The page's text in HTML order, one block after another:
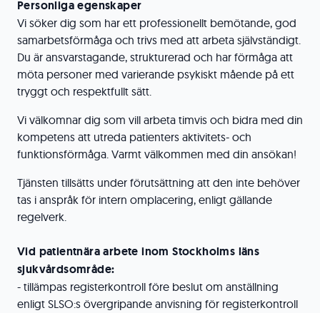
Personliga egenskaper
Vi söker dig som har ett professionellt bemötande, god
samarbetsförmåga och trivs med att arbeta självständigt.
Du är ansvarstagande, strukturerad och har förmåga att
möta personer med varierande psykiskt mående på ett
tryggt och respektfullt sätt.
Vi välkomnar dig som vill arbeta timvis och bidra med din
kompetens att utreda patienters aktivitets- och
funktionsförmåga. Varmt välkommen med din ansökan!
Tjänsten tillsätts under förutsättning att den inte behöver
tas i anspråk för intern omplacering, enligt gällande
regelverk.
Vid patientnära arbete inom Stockholms läns
sjukvårdsområde:
- tillämpas registerkontroll före beslut om anställning
enligt SLSO:s övergripande anvisning för registerkontroll